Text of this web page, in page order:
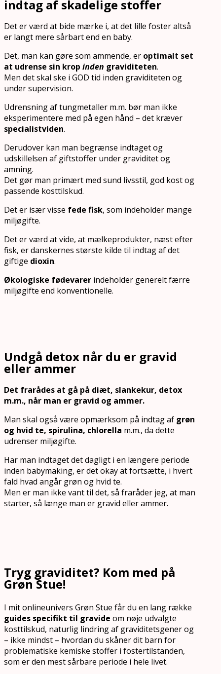
indtag af skadelige stoffer
Det er værd at bide mærke i, at det lille foster altså
er langt mere sårbart end en baby.
Det, man kan gøre som ammende, er optimalt set
at udrense sin krop inden graviditeten.
Men det skal ske i GOD tid inden graviditeten og
under supervision.
Udrensning af tungmetaller m.m. bør man ikke
eksperimentere med på egen hånd – det kræver
specialistviden.
Derudover kan man begrænse indtaget og
udskillelsen af giftstoffer under graviditet og
amning.
Det gør man primært med sund livsstil, god kost og
passende kosttilskud.
Det er især visse fede fisk, som indeholder mange
miljøgifte.
Det er værd at vide, at mælkeprodukter, næst efter
fisk, er danskernes største kilde til indtag af det
giftige dioxin.
Økologiske fødevarer indeholder generelt færre
miljøgifte end konventionelle.
Undgå detox når du er gravid
eller ammer
Det frarådes at gå på diæt, slankekur, detox
m.m., når man er gravid og ammer.
Man skal også være opmærksom på indtag af grøn
og hvid te, spirulina, chlorella m.m., da dette
udrenser miljøgifte.
Har man indtaget det dagligt i en længere periode
inden babymaking, er det okay at fortsætte, i hvert
fald hvad angår grøn og hvid te.
Men er man ikke vant til det, så fraråder jeg, at man
starter, så længe man er gravid eller ammer.
Tryg graviditet? Kom med på
Grøn Stue!
I mit onlineunivers Grøn Stue får du en lang række
guides specifikt til gravide om nøje udvalgte
kosttilskud, naturlig lindring af graviditetsgener og
– ikke mindst – hvordan du skåner dit barn for
problematiske kemiske stoffer i fostertilstanden,
som er den mest sårbare periode i hele livet.